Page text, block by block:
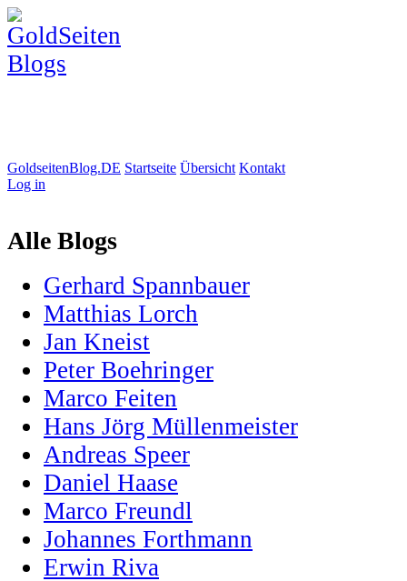
GoldseitenBlog.DE Startseite Übersicht Kontakt
Log in
Alle Blogs
Gerhard Spannbauer
Matthias Lorch
Jan Kneist
Peter Boehringer
Marco Feiten
Hans Jörg Müllenmeister
Andreas Speer
Daniel Haase
Marco Freundl
Johannes Forthmann
Erwin Riva